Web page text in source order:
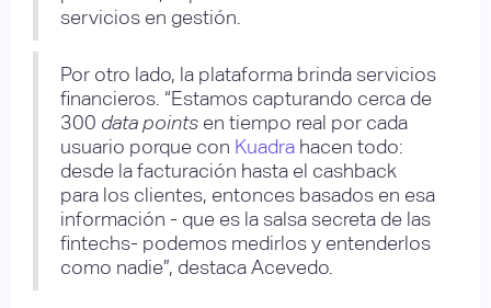
servicios en gestión.
Por otro lado, la plataforma brinda servicios
financieros. “Estamos capturando cerca de
300 data points en tiempo real por cada
usuario porque con Kuadra hacen todo:
desde la facturación hasta el cashback
para los clientes, entonces basados en esa
información - que es la salsa secreta de las
fintechs- podemos medirlos y entenderlos
como nadie”, destaca Acevedo.